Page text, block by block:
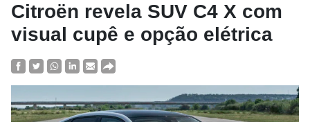
Citroën revela SUV C4 X com
visual cupê e opção elétrica